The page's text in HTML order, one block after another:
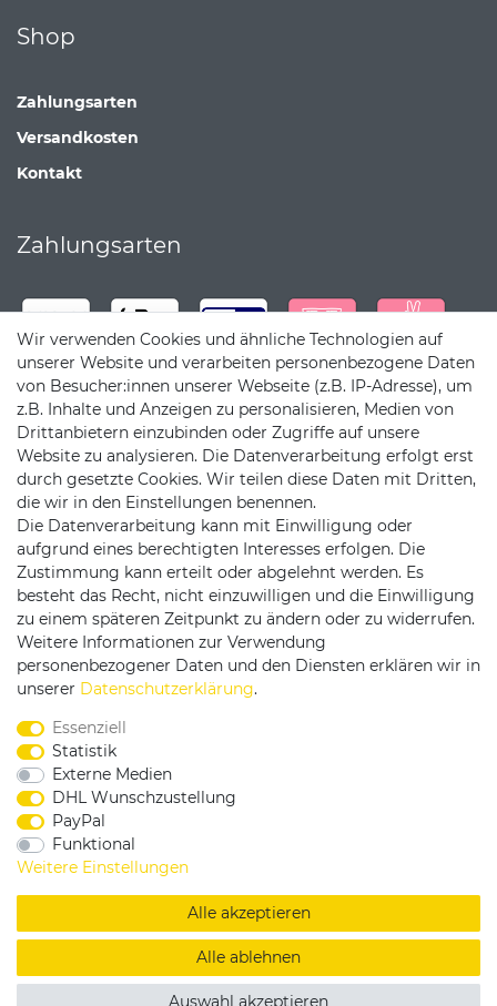
Shop
Zahlungsarten
Versandkosten
Kontakt
Zahlungsarten
Versandpartner
Service & Kontakt
Rufen Sie uns an unter:
0375 - 21459172
Widerrufsrecht |
Impressum
Copyright by König Design
DESIGNED BYKS-COMMERCE
Wir verwenden Cookies und ähnliche Technologien auf
unserer Website und verarbeiten personenbezogene Daten
von Besucher:innen unserer Webseite (z.B. IP-Adresse), um
z.B. Inhalte und Anzeigen zu personalisieren, Medien von
Drittanbietern einzubinden oder Zugriffe auf unsere
Website zu analysieren. Die Datenverarbeitung erfolgt erst
durch gesetzte Cookies. Wir teilen diese Daten mit Dritten,
die wir in den Einstellungen benennen.
Die Datenverarbeitung kann mit Einwilligung oder
aufgrund eines berechtigten Interesses erfolgen. Die
Zustimmung kann erteilt oder abgelehnt werden. Es
besteht das Recht, nicht einzuwilligen und die Einwilligung
zu einem späteren Zeitpunkt zu ändern oder zu widerrufen.
Weitere Informationen zur Verwendung
personenbezogener Daten und den Diensten erklären wir in
unserer Daten­schutz­erklärung.
Essenziell
Statistik
Externe Medien
DHL Wunschzustellung
PayPal
Funktional
Weitere Einstellungen
Alle akzeptieren
Alle ablehnen
Auswahl akzeptieren